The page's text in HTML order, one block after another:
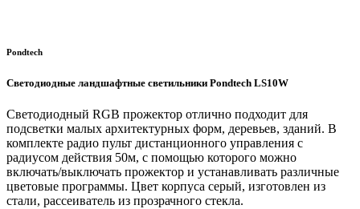
Pondtech
Светодиодные ландшафтные светильники Pondtech LS10W
Светодиодный RGB прожектор отлично подходит для
подсветки малых архитектурных форм, деревьев, зданий. В
комплекте радио пульт дистанционного управления с
радиусом действия 50м, с помощью которого можно
включать/выключать прожектор и устанавливать различные
цветовые программы. Цвет корпуса серый, изготовлен из
стали, рассеиватель из прозрачного стекла.